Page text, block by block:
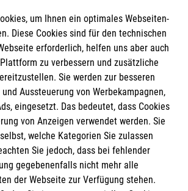
um Ihnen ein optimales Webseiten-
Diese Cookies sind für den technischen
erforderlich, helfen uns aber auch
zu verbessern und zusätzliche
Sie werden zur besseren
Aussteuerung von Werbekampagnen,
eingesetzt. Das bedeutet, dass Cookies
von Anzeigen verwendet werden. Sie
welche Kategorien Sie zulassen
Sie jedoch, dass bei fehlender
gegebenenfalls nicht mehr alle
der Webseite zur Verfügung stehen.